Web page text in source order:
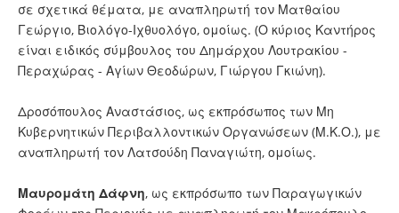
σε σχετικά θέματα, με αναπληρωτή τον Ματθαίου
Γεώργιο, Βιολόγο-Ιχθυολόγο, ομοίως. (Ο κύριος Καντήρος
είναι ειδικός σύμβουλος του Δημάρχου Λουτρακίου -
Περαχώρας - Αγίων Θεοδώρων, Γιώργου Γκιώνη).
Δροσόπουλος Αναστάσιος, ως εκπρόσωπος των Μη
Κυβερνητικών Περιβαλλοντικών Οργανώσεων (Μ.Κ.Ο.), με
αναπληρωτή τον Λατσούδη Παναγιώτη, ομοίως.
Μαυρομάτη Δάφνη, ως εκπρόσωπο των Παραγωγικών